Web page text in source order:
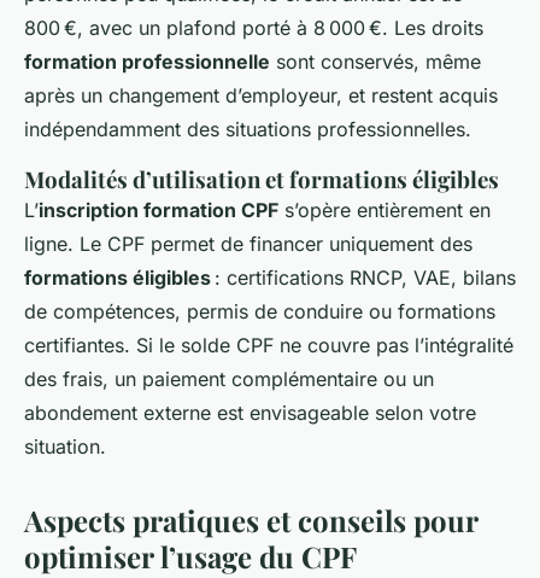
800 €, avec un plafond porté à 8 000 €. Les droits
formation professionnelle sont conservés, même
après un changement d’employeur, et restent acquis
indépendamment des situations professionnelles.
Modalités d’utilisation et formations éligibles
L’inscription formation CPF s’opère entièrement en
ligne. Le CPF permet de financer uniquement des
formations éligibles : certifications RNCP, VAE, bilans
de compétences, permis de conduire ou formations
certifiantes. Si le solde CPF ne couvre pas l’intégralité
des frais, un paiement complémentaire ou un
abondement externe est envisageable selon votre
situation.
Aspects pratiques et conseils pour
optimiser l’usage du CPF